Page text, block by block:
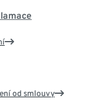
od smlouvy